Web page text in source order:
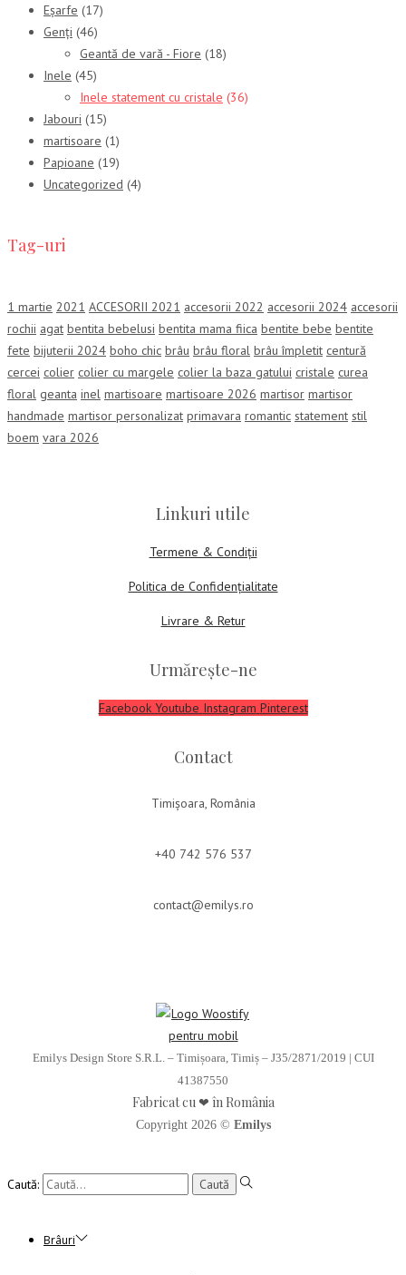
Eșarfe (17)
Genți (46)
Geantă de vară - Fiore (18)
Inele (45)
Inele statement cu cristale (36)
Jabouri (15)
martisoare (1)
Papioane (19)
Uncategorized (4)
Tag-uri
1 martie 2021 ACCESORII 2021 accesorii 2022 accesorii 2024 accesorii
rochii agat bentita bebelusi bentita mama fiica bentite bebe bentite
fete bijuterii 2024 boho chic brâu brâu floral brâu împletit centură
cercei colier colier cu margele colier la baza gatului cristale curea
floral geanta inel martisoare martisoare 2026 martisor martisor
handmade martisor personalizat primavara romantic statement stil
boem vara 2026
Linkuri utile
Termene & Condiții
Politica de Confidențialitate
Livrare & Retur
Urmărește-ne
Facebook Youtube Instagram Pinterest
Contact
Timișoara, România
+40 742 576 537
contact@emilys.ro
Emilys Design Store S.R.L. – Timișoara, Timiș – J35/2871/2019 | CUI
41387550
Fabricat cu ❤ în România
Copyright 2026 © Emilys
Caută:
Brâuri